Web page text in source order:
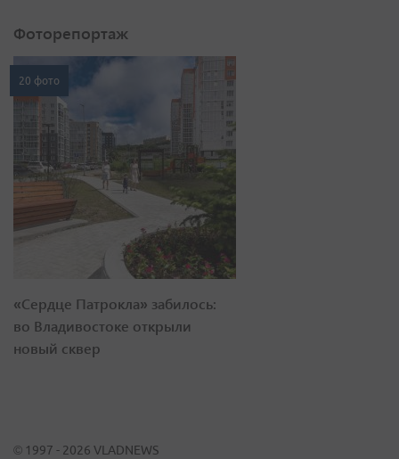
Фоторепортаж
20 фото
«Сердце Патрокла» забилось:
во Владивостоке открыли
новый сквер
© 1997 - 2026 VLADNEWS